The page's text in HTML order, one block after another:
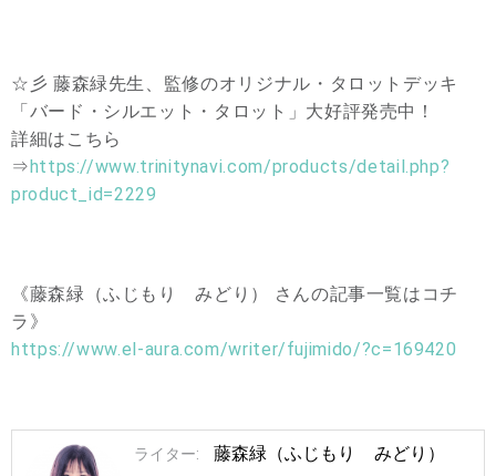
☆彡 藤森緑先生、監修のオリジナル・タロットデッキ
「バード・シルエット・タロット」大好評発売中！
詳細はこちら
⇒https://www.trinitynavi.com/products/detail.php?
product_id=2229
《藤森緑（ふじもり みどり） さんの記事一覧はコチ
ラ》
https://www.el-aura.com/writer/fujimido/?c=169420
ライター: 藤森緑（ふじもり みどり）